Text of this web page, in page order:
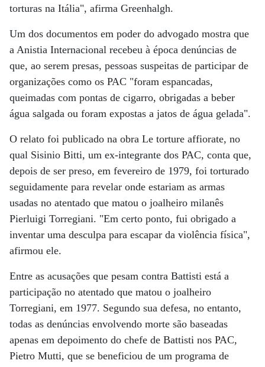
torturas na Itália", afirma Greenhalgh.
Um dos documentos em poder do advogado mostra que
a Anistia Internacional recebeu à época denúncias de
que, ao serem presas, pessoas suspeitas de participar de
organizações como os PAC "foram espancadas,
queimadas com pontas de cigarro, obrigadas a beber
água salgada ou foram expostas a jatos de água gelada".
O relato foi publicado na obra Le torture affiorate, no
qual Sisinio Bitti, um ex-integrante dos PAC, conta que,
depois de ser preso, em fevereiro de 1979, foi torturado
seguidamente para revelar onde estariam as armas
usadas no atentado que matou o joalheiro milanês
Pierluigi Torregiani. "Em certo ponto, fui obrigado a
inventar uma desculpa para escapar da violência física",
afirmou ele.
Entre as acusações que pesam contra Battisti está a
participação no atentado que matou o joalheiro
Torregiani, em 1977. Segundo sua defesa, no entanto,
todas as denúncias envolvendo morte são baseadas
apenas em depoimento do chefe de Battisti nos PAC,
Pietro Mutti, que se beneficiou de um programa de